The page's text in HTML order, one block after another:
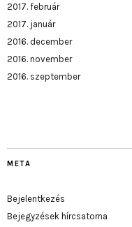
2017. február
2017. január
2016. december
2016. november
2016. szeptember
META
Bejelentkezés
Bejegyzések hírcsatorna